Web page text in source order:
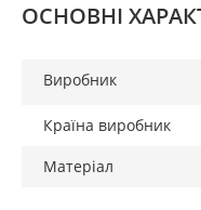
ОСНОВНІ
Виробник
Країна виробник
Матеріал